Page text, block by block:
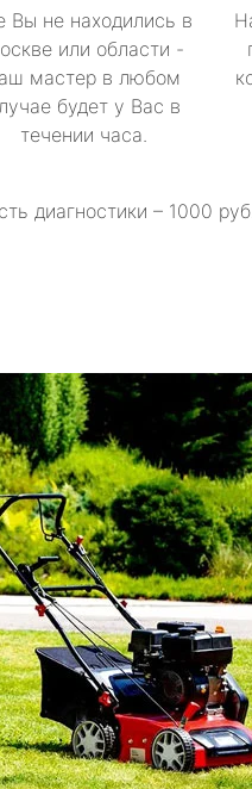
Вы не находились в
или области -
мастер в любом
будет у Вас в
течении часа.
диагностики – 1000